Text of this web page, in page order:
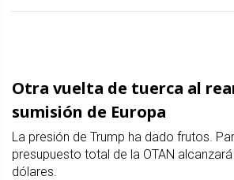
Otra vuelta de tuerca al
sumisión de Europa
La presión de Trump ha dado frutos.
presupuesto total de la OTAN
dólares.